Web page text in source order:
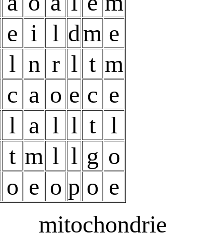
e i l dm e
l n r l t m
c a o e c e
l a l l t l
t m l l g o
o e o p o e
mitochondrie